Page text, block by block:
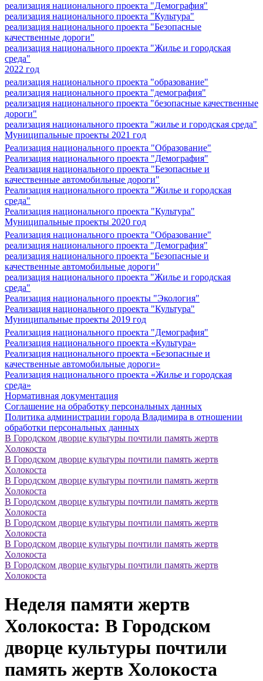
реализация национального проекта "Демография"
реализация национального проекта "Культура"
реализация национального проекта "Безопасные
качественные дороги"
реализация национального проекта "Жилье и городская
среда"
2022 год
реализация национального проекта "образование"
реализация национального проекта "демография"
реализация национального проекта "безопасные качественные
дороги"
реализация национального проекта "жилье и городская среда"
Муниципальные проекты 2021 год
Реализация национального проекта "Образование"
Реализация национального проекта "Демография"
Реализация национального проекта "Безопасные и
качественные автомобильные дороги"
Реализация национального проекта "Жилье и городская
среда"
Реализация национального проекта "Культура"
Муниципальные проекты 2020 год
Реализация национального проекта "Образование"
реализация национального проекта "Демография"
реализация национального проекта "Безопасные и
качественные автомобильные дороги"
реализация национального проекта "Жилье и городская
среда"
Реализация национального проекты "Экология"
Реализация национального проекта "Культура"
Муниципальные проекты 2019 год
Реализация национального проекта "Демография"
Реализация национального проекта «Культура»
Реализация национального проекта «Безопасные и
качественные автомобильные дороги»
Реализация национального проекта «Жилье и городская
среда»
Нормативная документация
Соглашение на обработку персональных данных
Политика администрации города Владимира в отношении
обработки персональных данных
В Городском дворце культуры почтили память жертв
Холокоста
В Городском дворце культуры почтили память жертв
Холокоста
В Городском дворце культуры почтили память жертв
Холокоста
В Городском дворце культуры почтили память жертв
Холокоста
В Городском дворце культуры почтили память жертв
Холокоста
В Городском дворце культуры почтили память жертв
Холокоста
В Городском дворце культуры почтили память жертв
Холокоста
Неделя памяти жертв
Холокоста: В Городском
дворце культуры почтили
память жертв Холокоста